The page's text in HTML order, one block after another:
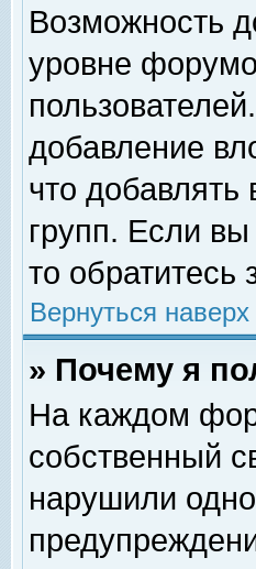
Возможность
уровне
добавление
что
групп. Если
то обратитесь
Вернуться наверх
» Почему я
На каждом
собственный
нарушили